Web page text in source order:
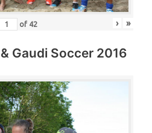
of 42 › »
Gaudi Soccer 2016